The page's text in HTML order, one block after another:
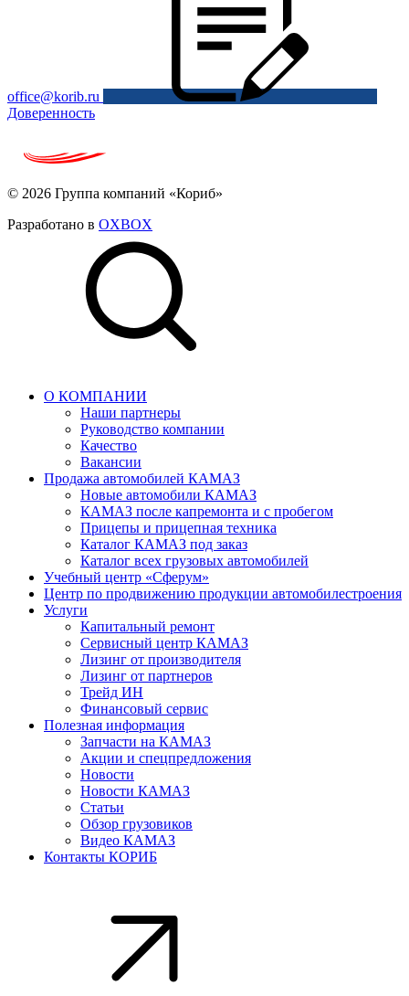
office@korib.ru
Доверенность
© 2026 Группа компаний «Кориб»
Разработано в OXBOX
О КОМПАНИИ
Наши партнеры
Руководство компании
Качество
Вакансии
Продажа автомобилей КАМАЗ
Новые автомобили КАМАЗ
КАМАЗ после капремонта и с пробегом
Прицепы и прицепная техника
Каталог КАМАЗ под заказ
Каталог всех грузовых автомобилей
Учебный центр «Сферум»
Центр по продвижению продукции автомобилестроения
Услуги
Капитальный ремонт
Сервисный центр КАМАЗ
Лизинг от производителя
Лизинг от партнеров
Трейд ИН
Финансовый сервис
Полезная информация
Запчасти на КАМАЗ
Акции и спецпредложения
Новости
Новости КАМАЗ
Статьи
Обзор грузовиков
Видео КАМАЗ
Контакты КОРИБ